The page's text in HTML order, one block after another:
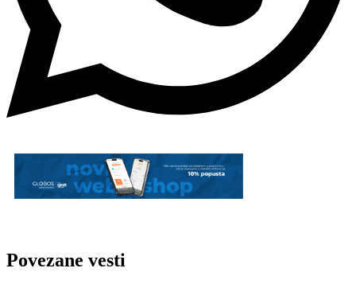
Povezane vesti